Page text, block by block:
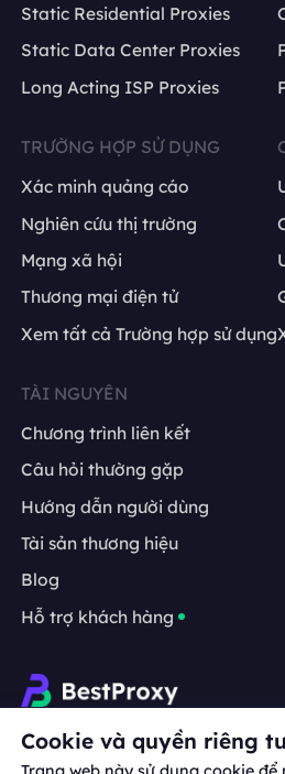
Static Residential Proxies
Static Data Center Proxies
Long Acting ISP Proxies
TRƯỜNG HỢP SỬ DỤNG
Xác minh quảng cáo
Nghiên cứu thị trường
Mạng xã hội
Thương mại điện tử
Xem tất cả Trường hợp sử dụng
TÀI NGUYÊN
Chương trình liên kết
Câu hỏi thường gặp
Hướng dẫn người dùng
Tài sản thương hiệu
Blog
Hỗ trợ khách hàng
Hợp tác:
Cookie và quyền riêng